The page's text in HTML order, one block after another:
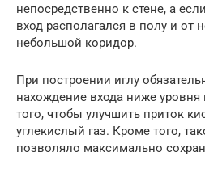
непосредственно к стене, а
вход располагался в полу и от
небольшой коридор.
При построении иглу
нахождение входа ниже
того, чтобы улучшить приток
углекислый газ. Кроме того,
позволяло максимально